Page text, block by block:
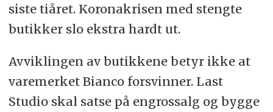
siste tiåret. Koronakrisen med stengte
butikker slo ekstra hardt ut.
Avviklingen av butikkene betyr ikke at
varemerket Bianco forsvinner. Last
Studio skal satse på engrossalg og bygge